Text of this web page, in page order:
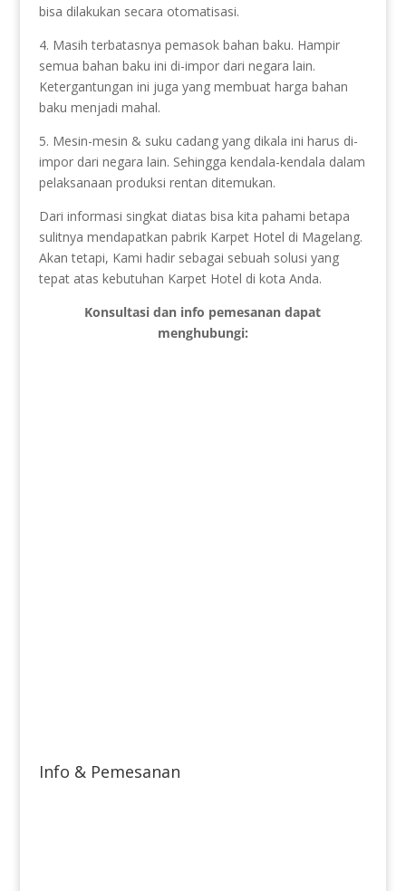
bisa dilakukan secara otomatisasi.
4. Masih terbatasnya pemasok bahan baku. Hampir
semua bahan baku ini di-impor dari negara lain.
Ketergantungan ini juga yang membuat harga bahan
baku menjadi mahal.
5. Mesin-mesin & suku cadang yang dikala ini harus di-
impor dari negara lain. Sehingga kendala-kendala dalam
pelaksanaan produksi rentan ditemukan.
Dari informasi singkat diatas bisa kita pahami betapa
sulitnya mendapatkan pabrik Karpet Hotel di Magelang.
Akan tetapi, Kami hadir sebagai sebuah solusi yang
tepat atas kebutuhan Karpet Hotel di kota Anda.
Konsultasi dan info pemesanan dapat
menghubungi:
Info & Pemesanan